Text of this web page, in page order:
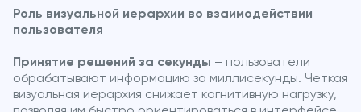
Роль визуальной иерархии во взаимодействии
пользователя
Принятие решений за секунды – пользователи
обрабатывают информацию за миллисекунды. Четкая
визуальная иерархия снижает когнитивную нагрузку,